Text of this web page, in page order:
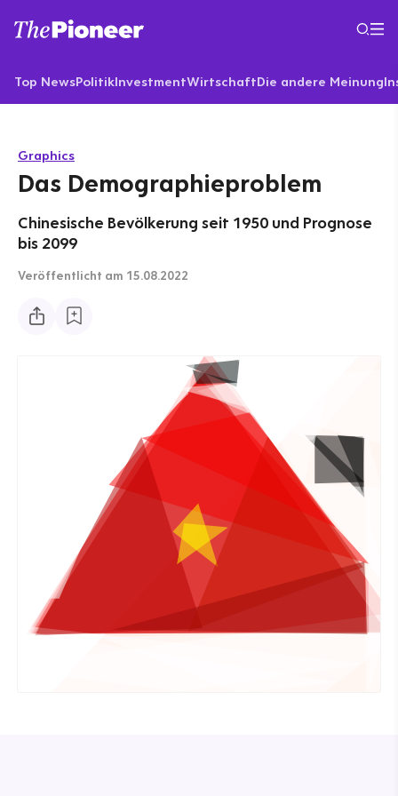
Top NewsPolitikInvestmentWirtschaftDie andere Meinung
Graphics
Das Demographieproblem
Chinesische Bevölkerung seit 1950 und Prognose
bis 2099
Veröffentlicht am 15.08.2022